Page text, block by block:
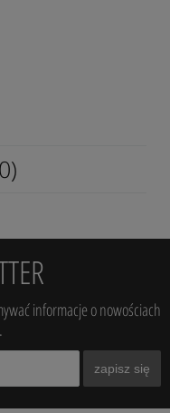
informacje o nowościach
zapisz się